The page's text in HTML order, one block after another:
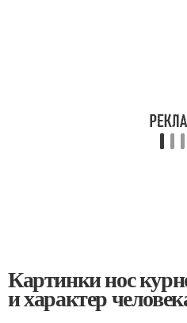
Картинки нос
и характер